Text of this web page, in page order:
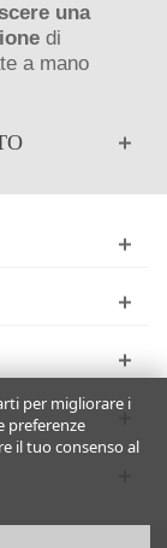
una
di
a mano
per migliorare i
preferenze
il tuo consenso al